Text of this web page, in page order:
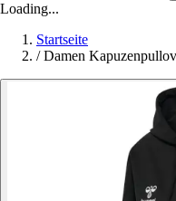
Loading...
Startseite
/ Damen